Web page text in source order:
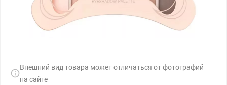
Внешний вид товара может отличаться от фотографий
на сайте